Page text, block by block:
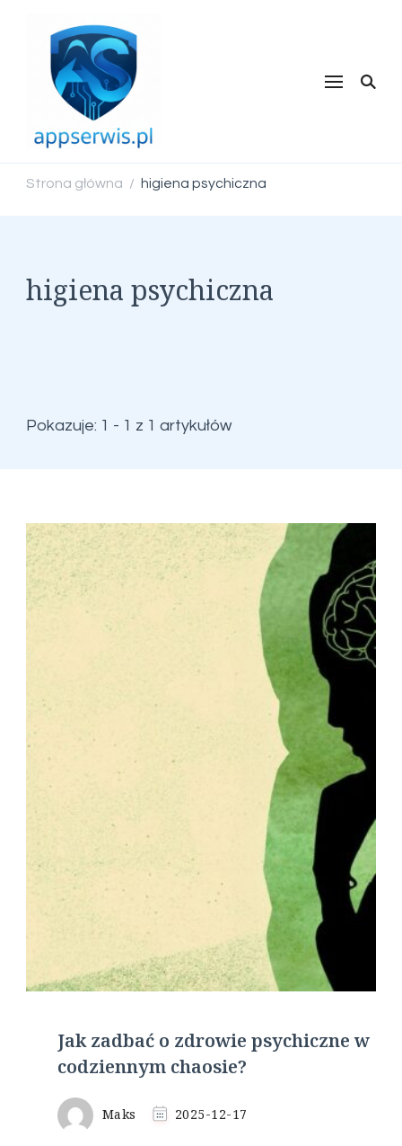
Strona główna / higiena psychiczna
higiena psychiczna
Pokazuje: 1 - 1 z 1 artykułów
Jak zadbać o zdrowie psychiczne w
codziennym chaosie?
Maks 2025-12-17